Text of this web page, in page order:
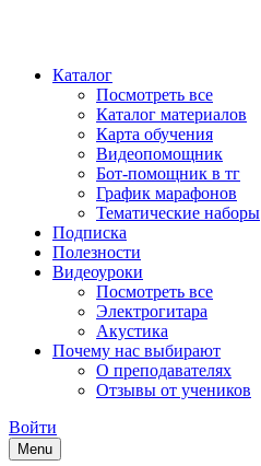
Каталог
Посмотреть все
Каталог материалов
Карта обучения
Видеопомощник
Бот-помощник в тг
График марафонов
Тематические наборы
Подписка
Полезности
Видеоуроки
Посмотреть все
Электрогитара
Акустика
Почему нас выбирают
О преподавателях
Отзывы от учеников
Войти
Menu